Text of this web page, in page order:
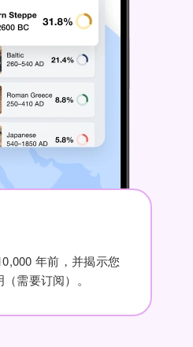
年前，并揭示您
需要订阅）。